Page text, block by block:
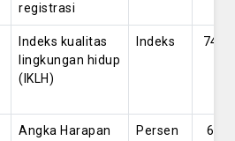
registrasi
Indeks kualitas
lingkungan hidup
(IKLH)
Indeks
Angka Harapan
Persen 68.2